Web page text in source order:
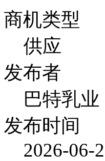
商机类型
供应
发布者
巴特乳
发布时间
2026-06-